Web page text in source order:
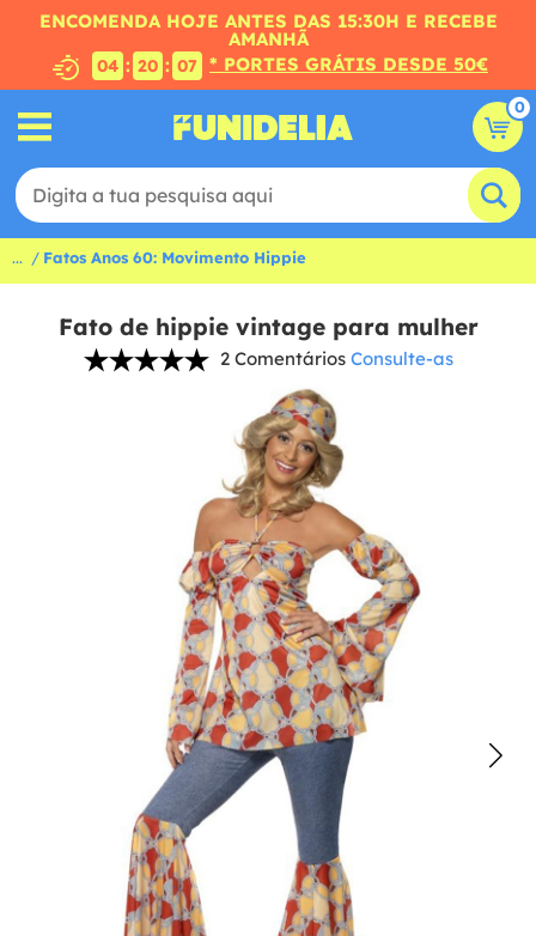
ENCOMENDA HOJE ANTES DAS 15:30H E RECEBE
AMANHÃ
04 : 20 : 06 * PORTES GRÁTIS DESDE 50€
0
... Fatos Anos 60: Movimento Hippie
Fato de hippie vintage para mulher
2 Comentários Consulte-as